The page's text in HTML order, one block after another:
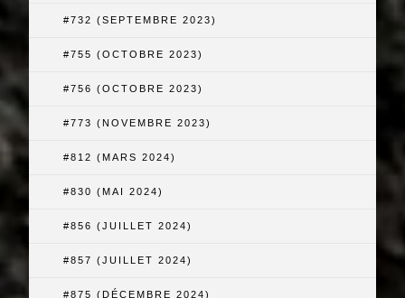
#732 (SEPTEMBRE 2023)
#755 (OCTOBRE 2023)
#756 (OCTOBRE 2023)
#773 (NOVEMBRE 2023)
#812 (MARS 2024)
#830 (MAI 2024)
#856 (JUILLET 2024)
#857 (JUILLET 2024)
#875 (DÉCEMBRE 2024)